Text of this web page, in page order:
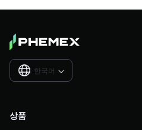
한국어 
상품